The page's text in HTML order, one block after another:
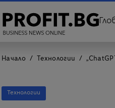
Начало Технологии
Технологии